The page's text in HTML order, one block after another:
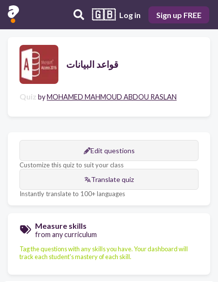
🇬🇧 Log in Sign up FREE
قواعد البيانات
Quiz byMOHAMED MAHMOUD ABDOU RASLAN
Edit questions
Customize this quiz to suit your class
Translate quiz
Instantly translate to 100+ languages
Measure skills
from any curriculum
Tag the questions with any skills you have. Your dashboard will
track each student's mastery of each skill.